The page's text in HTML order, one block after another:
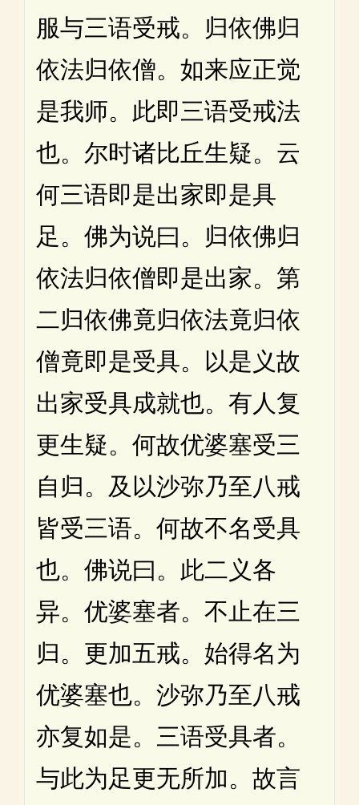
服与三语受戒。归依佛归
依法归依僧。如来应正觉
是我师。此即三语受戒法
也。尔时诸比丘生疑。云
何三语即是出家即是具
足。佛为说曰。归依佛归
依法归依僧即是出家。第
二归依佛竟归依法竟归依
僧竟即是受具。以是义故
出家受具成就也。有人复
更生疑。何故优婆塞受三
自归。及以沙弥乃至八戒
皆受三语。何故不名受具
也。佛说曰。此二义各
异。优婆塞者。不止在三
归。更加五戒。始得名为
优婆塞也。沙弥乃至八戒
亦复如是。三语受具者。
与此为足更无所加。故言